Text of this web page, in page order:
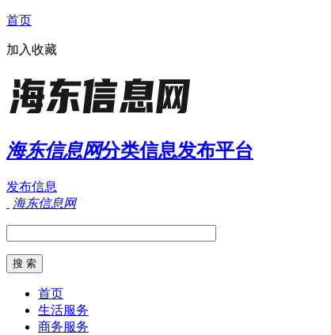
首页
加入收藏
海东信息网分类信息发布平台
发布信息
海东信息网
首页
生活服务
商务服务